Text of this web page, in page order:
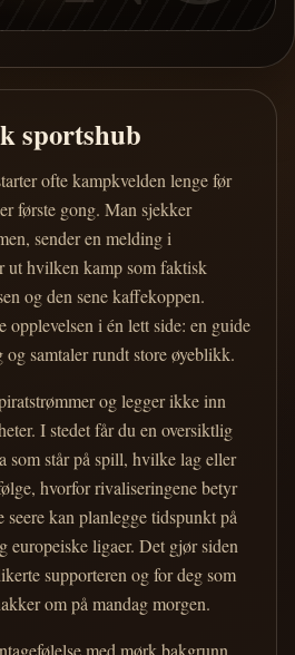
sportshub
ofte kampkvelden lenge før
første gong. Man sjekker
sender en melding i
ut hvilken kamp som faktisk
og den sene kaffekoppen.
opplevelsen i én lett side: en guide
samtaler rundt store øyeblikk.
og legger ikke inn
I stedet får du en oversiktlig
som står på spill, hvilke lag eller
hvorfor rivaliseringene betyr
seere kan planlegge tidspunkt på
europeiske ligaer. Det gjør siden
supporteren og for deg som
om på mandag morgen.
med mørk bakgrunn,